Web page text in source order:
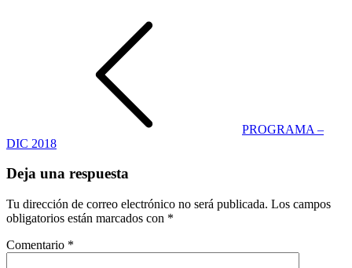
PROGRAMA –
DIC 2018
Deja una respuesta
Tu dirección de correo electrónico no será publicada. Los campos
obligatorios están marcados con *
Comentario *